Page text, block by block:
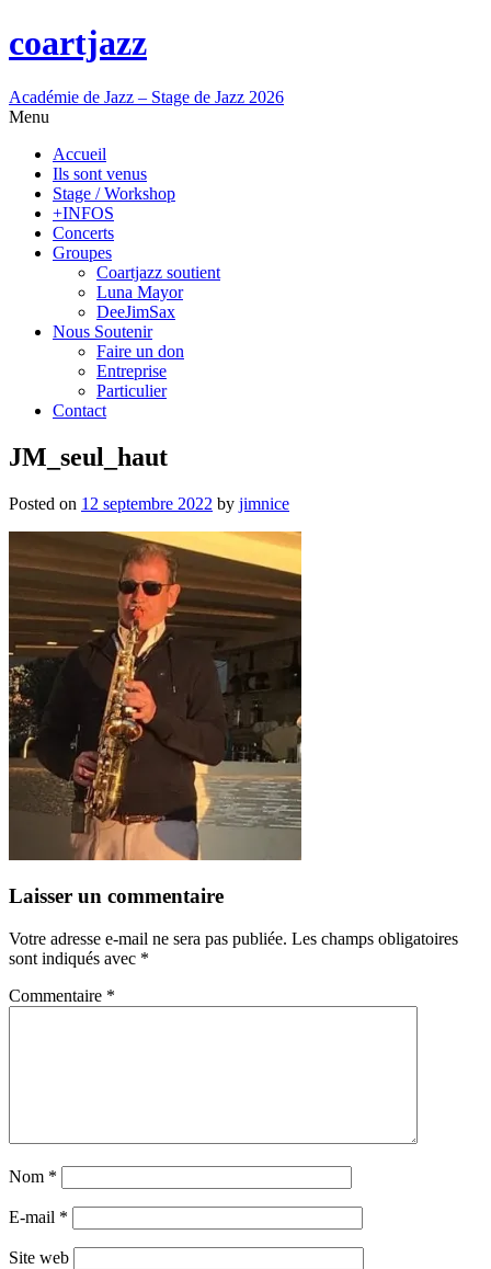
coartjazz
Académie de Jazz – Stage de Jazz 2026
Menu
Accueil
Ils sont venus
Stage / Workshop
+INFOS
Concerts
Groupes
Coartjazz soutient
Luna Mayor
DeeJimSax
Nous Soutenir
Faire un don
Entreprise
Particulier
Contact
JM_seul_haut
Posted on 12 septembre 2022 by jimnice
Laisser un commentaire
Votre adresse e-mail ne sera pas publiée. Les champs obligatoires
sont indiqués avec *
Commentaire *
Nom *
E-mail *
Site web